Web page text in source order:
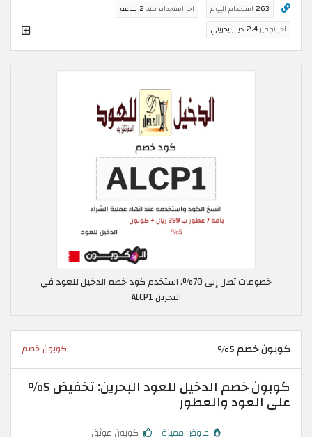
263 استخدام اليوم اخر استخدام منذ 2 ساعة
اخر توفير2.4 دينار بحريني
خصومات تصل إلى 70%, استخدم كود خصم الدخيل للعود في
البحرين ALCP1
كوبون خصم 5% كوبون خصم
كوبون خصم الدخيل للعود البحرين: تخفيض 5%
على العود والعطور
عروض مميزة كوبون موثق